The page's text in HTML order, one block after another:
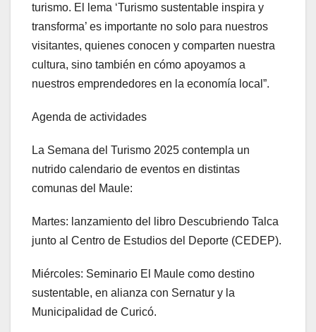
turismo. El lema ‘Turismo sustentable inspira y
transforma’ es importante no solo para nuestros
visitantes, quienes conocen y comparten nuestra
cultura, sino también en cómo apoyamos a
nuestros emprendedores en la economía local”.
Agenda de actividades
La Semana del Turismo 2025 contempla un
nutrido calendario de eventos en distintas
comunas del Maule:
Martes: lanzamiento del libro Descubriendo Talca
junto al Centro de Estudios del Deporte (CEDEP).
Miércoles: Seminario El Maule como destino
sustentable, en alianza con Sernatur y la
Municipalidad de Curicó.